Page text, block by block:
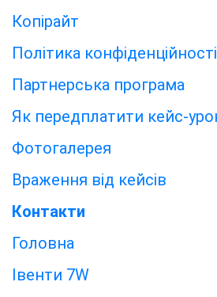
Копірайт
Політика конфіденційності
Партнерська програма
Як передплатити кейс-
Фотогалерея
Враження від кейсів
Контакти
Головна
Івенти 7W